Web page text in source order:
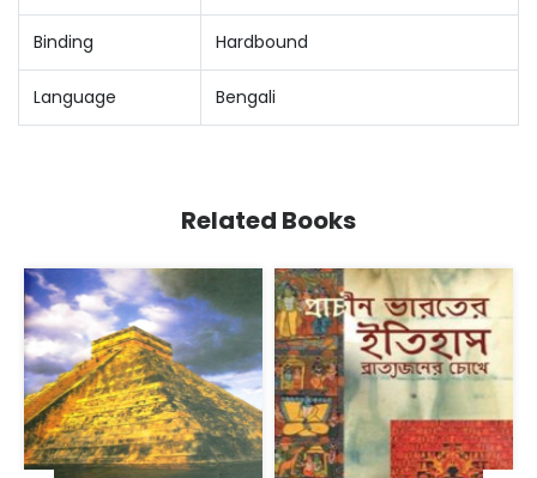
Binding Hardbound
Language Bengali
Related Books